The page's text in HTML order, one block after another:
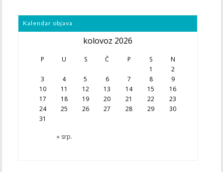
Kalendar objava
kolovoz 2026
P U S Č P S N
« srp.
1
2
3
4 5 6 7 8
9
10
11 12 13 14 15
16
17
18 19 20 21 22
23
24
25 26 27 28 29
30
31